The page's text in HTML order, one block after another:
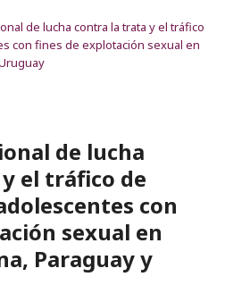
de lucha contra la trata y el tráfico
con fines de explotación sexual en
de lucha
el tráfico de
con
sexual en
Paraguay y